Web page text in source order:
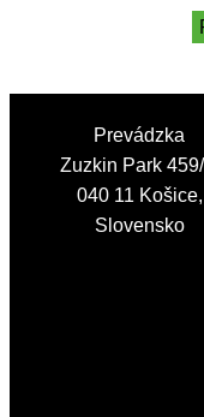
Prevádzka
Zuzkin Park
040 11 Košice,
Slovensko